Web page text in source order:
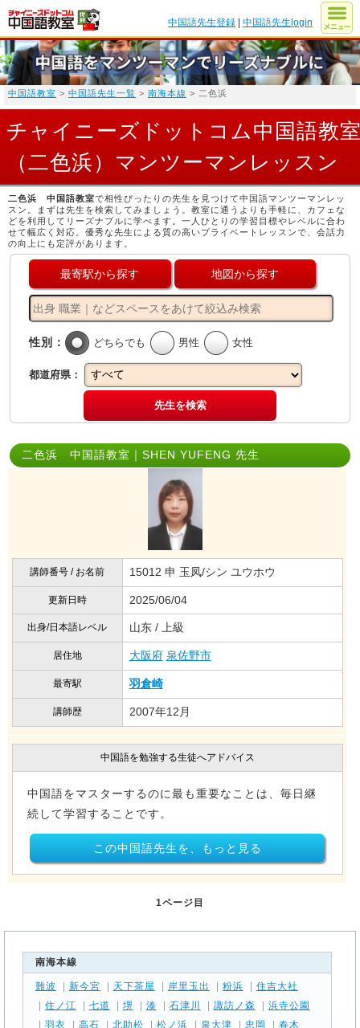
中国語先生登録 |中国語先生login
中国語教室 > 中国語先生一覧 > 南海本線 > 二色浜
チャイニーズドットコム中国語教
（二色浜）マンツーマンレッスン
二色浜 中国語教室で相性ぴったりの先生を見つけて中国語マンツーマンレッ
スン。まずは先生を検索してみましょう。教室に通うよりも手軽に、カフェな
どを利用してリーズナブルに学べます。一人ひとりの学習目標やレベルに合わ
せて幅広く対応。優秀な先生による質の高いプライベートレッスンで、会話力
の向上にも定評があります。
最寄駅から探す 地図から探す
性別： どちらでも 男性 女性
都道府県：
先生を検索
二色浜 中国語教室｜SHEN YUFENG 先生
講師番号 / お名前 15012 申 玉凤/シン ユウホウ
更新日時 2025/06/04
出身/日本語レベル 山东 / 上級
居住地 大阪府 泉佐野市
最寄駅 羽倉崎
講師歴 2007年12月
中国語を勉強する生徒へアドバイス
中国語をマスターするのに最も重要なことは、毎日継
続して学習することです。
この中国語先生を、もっと見る
1ページ目
南海本線
難波 新今宮 天下茶屋 岸里玉出 粉浜
住吉大社
住ノ江 七道 堺 湊 石津川 諏訪ノ森
浜寺公園
羽衣 高石 北助松 松ノ浜 泉大津 忠岡
春木